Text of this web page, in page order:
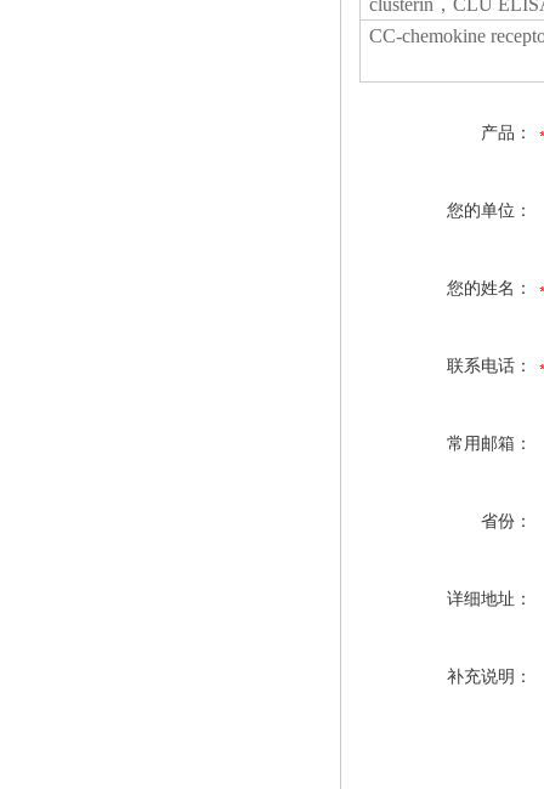
clusterin，CLU
CC-chemokine
产品：
您的单位：
您的姓名：
联系电话：
常用邮箱：
省份：
详细地址：
补充说明：